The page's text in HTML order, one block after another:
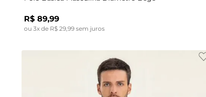
R$ 89,99
ou 3x de R$ 29 99 sem juros